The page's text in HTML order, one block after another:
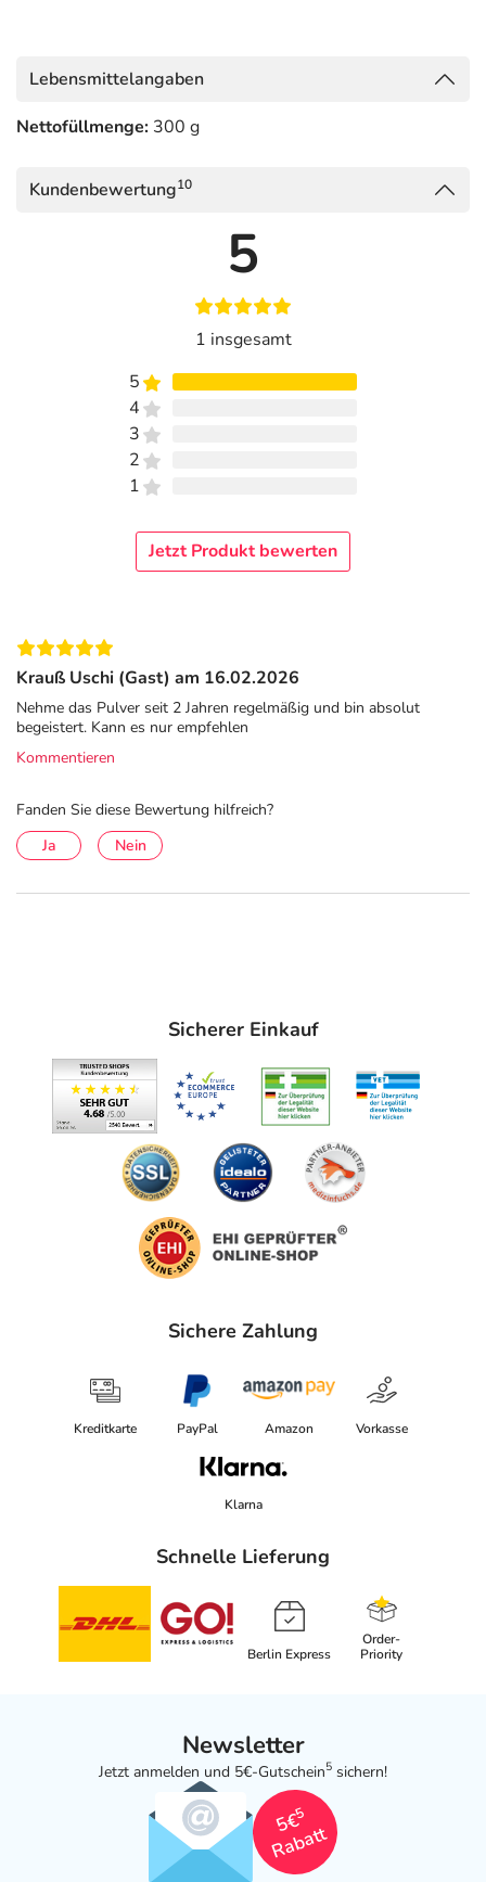
Lebensmittelangaben
Nettofüllmenge: 300 g
Kundenbewertung10
5
1 insgesamt
5
4
3
2
1
Jetzt Produkt bewerten
Krauß Uschi (Gast) am 16.02.2026
Nehme das Pulver seit 2 Jahren regelmäßig und bin absolut
begeistert. Kann es nur empfehlen
Kommentieren
Fanden Sie diese Bewertung hilfreich?
Ja
Nein
Sicherer Einkauf
Sichere Zahlung
Kreditkarte PayPal Amazon Vorkasse
Klarna
Schnelle Lieferung
Berlin Express
Order-
Priority
Newsletter
Jetzt anmelden und 5€-Gutschein5 sichern!
5€
5
Rabatt